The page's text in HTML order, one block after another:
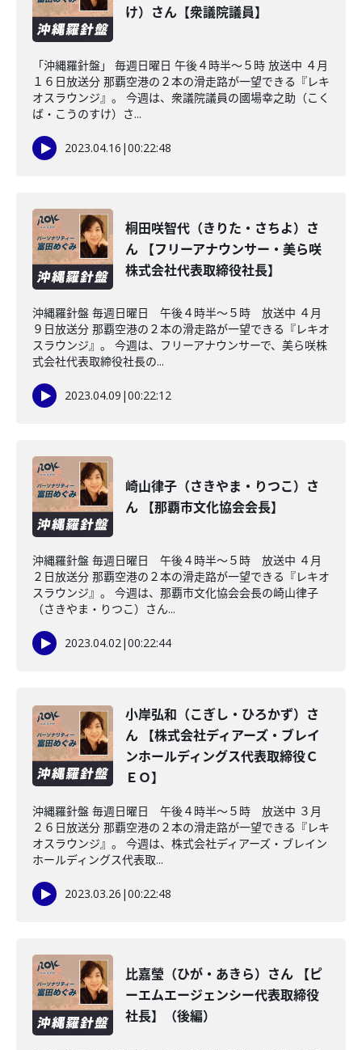
け）さん【衆議院議員】
「沖縄羅針盤」 毎週日曜日 午後４時半～５時 放送中 ４月
１６日放送分 那覇空港の２本の滑走路が一望できる『レキ
オスラウンジ』。 今週は、衆議院議員の國場幸之助（こく
ば・こうのすけ）さ...
2023.04.16 |00:22:48
桐田咲智代（きりた・さちよ）さ
ん 【フリーアナウンサー・美ら咲
株式会社代表取締役社長】
沖縄羅針盤 毎週日曜日 午後４時半～５時 放送中 ４月
９日放送分 那覇空港の２本の滑走路が一望できる『レキオ
スラウンジ』。 今週は、フリーアナウンサーで、美ら咲株
式会社代表取締役社長の...
2023.04.09 |00:22:12
崎山律子（さきやま・りつこ）さ
ん 【那覇市文化協会会長】
沖縄羅針盤 毎週日曜日 午後４時半～５時 放送中 ４月
２日放送分 那覇空港の２本の滑走路が一望できる『レキオ
スラウンジ』。 今週は、那覇市文化協会会長の崎山律子
（さきやま・りつこ）さん...
2023.04.02|00:22:44
小岸弘和（こぎし・ひろかず）さ
ん 【株式会社ディアーズ・ブレイ
ンホールディングス代表取締役Ｃ
ＥＯ】
沖縄羅針盤 毎週日曜日 午後４時半～５時 放送中 ３月
２６日放送分 那覇空港の２本の滑走路が一望できる『レキ
オスラウンジ』。 今週は、株式会社ディアーズ・ブレイン
ホールディングス代表取...
2023.03.26 |00:22:48
比嘉瑩（ひが・あきら）さん 【ピ
ーエムエージェンシー代表取締役
社長】（後編）